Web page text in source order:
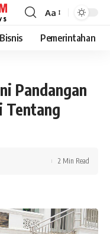
Aa
Pemerintahan
Pandangan
Tentang
2 Min Read